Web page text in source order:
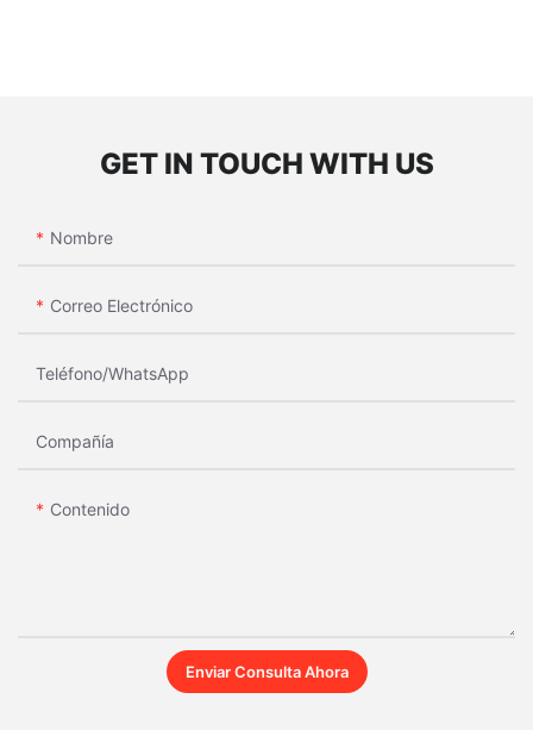
GET IN TOUCH WITH US
Nombre
Correo Electrónico
Teléfono/WhatsApp
Compañía
Contenido
Enviar Consulta Ahora